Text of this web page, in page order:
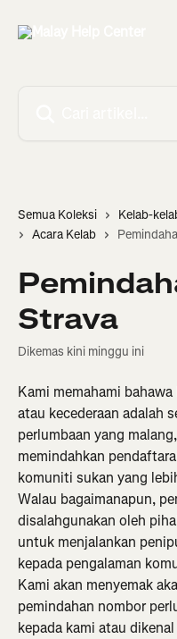
Semua Koleksi
Kelab-
Acara Kelab
Strava
Dikemas kini minggu ini
Kami memahami
atau kecederaan adalah
perlumbaan yang
memindahkan
komuniti sukan yang
Walau bagaimanapun,
disalahgunakan oleh
untuk menjalankan
kepada pengalaman
Kami akan menyemak
pemindahan nombor
kepada kami atau